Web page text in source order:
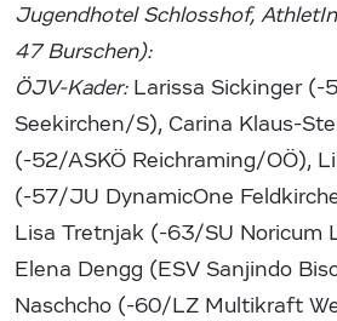
Jugendhotel Schlosshof,
47 Burschen):
ÖJV-Kader:Larissa Sickinger (-
Seekirchen/S), Carina Klaus-
(-52/ASKÖ Reichraming/OÖ),
(-57/JU DynamicOne
Lisa Tretnjak (-63/SU Noricum
Elena Dengg (ESV Sanjindo
Naschcho (-60/LZ Multikraft